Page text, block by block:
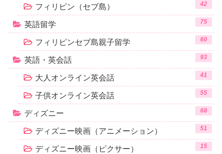
フィリピン（セブ島） 42
英語留学 75
フィリピンセブ島親子留学 60
英語・英会話 93
大人オンライン英会話 41
子供オンライン英会話 55
ディズニー 68
ディズニー映画（アニメーション） 51
ディズニー映画（ピクサー） 15